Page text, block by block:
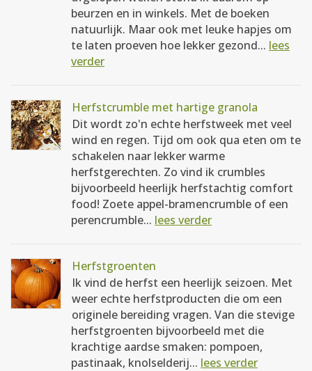
beurzen en in winkels. Met de boeken
natuurlijk. Maar ook met leuke hapjes om
te laten proeven hoe lekker gezond... lees
verder
Herfstcrumble met hartige granola
Dit wordt zo'n echte herfstweek met veel
wind en regen. Tijd om ook qua eten om te
schakelen naar lekker warme
herfstgerechten. Zo vind ik crumbles
bijvoorbeeld heerlijk herfstachtig comfort
food! Zoete appel-bramencrumble of een
perencrumble... lees verder
Herfstgroenten
Ik vind de herfst een heerlijk seizoen. Met
weer echte herfstproducten die om een
originele bereiding vragen. Van die stevige
herfstgroenten bijvoorbeeld met die
krachtige aardse smaken: pompoen,
pastinaak, knolselderij... lees verder